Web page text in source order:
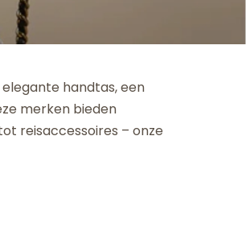
handtas, een
merken bieden
reisaccessoires – onze